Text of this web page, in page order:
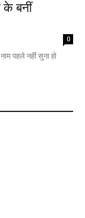
के बनीं
0
पहले नहीं सुना हो